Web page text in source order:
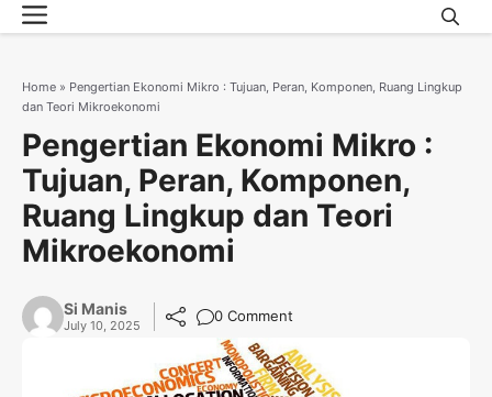
Skip
to
Menu
Home » Pengertian Ekonomi Mikro : Tujuan, Peran, Komponen, Ruang Lingkup
dan Teori Mikroekonomi
Pengertian Ekonomi Mikro :
Tujuan, Peran, Komponen,
Ruang Lingkup dan Teori
Mikroekonomi
Si Manis
July 10, 2025
0 Comment